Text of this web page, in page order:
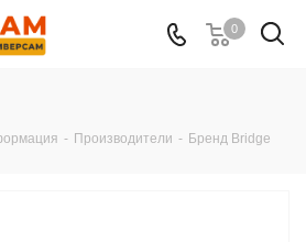
0
- Производители - Бренд Bridge